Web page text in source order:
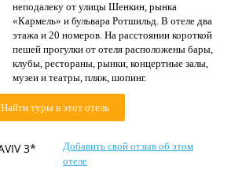
неподалеку от улицы Шенкин, рынка
«Кармель» и бульвара Ротшильд. В отеле два
этажа и 20 номеров. На расстоянии короткой
пешей прогулки от отеля расположены бары,
клубы, рестораны, рынки, концертные залы,
музеи и театры, пляж, шопинг.
Найти туры в этот отель
Добавить свой отзыв об этом
отеле